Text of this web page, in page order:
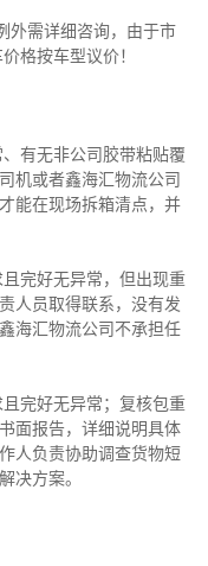
外需详细咨询，由于市
格按车型议价！
有无非公司胶带粘贴覆
机或者鑫海汇物流公司
能在现场拆箱清点，并
完好无异常，但出现重
人员取得联系，没有发
海汇物流公司不承担任
完好无异常；复核包重
面报告，详细说明具体
人负责协助调查货物短
决方案。